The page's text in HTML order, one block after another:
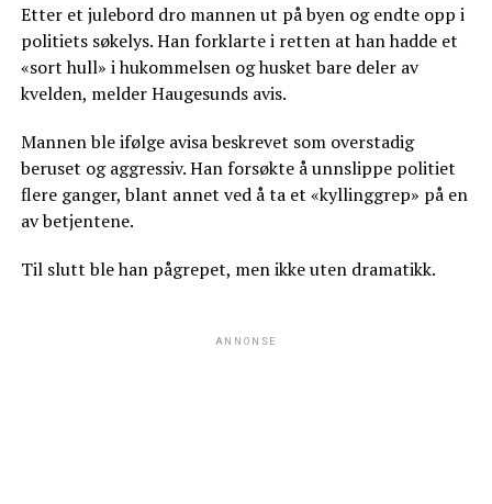
Etter et julebord dro mannen ut på byen og endte opp i
politiets søkelys. Han forklarte i retten at han hadde et
«sort hull» i hukommelsen og husket bare deler av
kvelden, melder Haugesunds avis.
Mannen ble ifølge avisa beskrevet som overstadig
beruset og aggressiv. Han forsøkte å unnslippe politiet
flere ganger, blant annet ved å ta et «kyllinggrep» på en
av betjentene.
Til slutt ble han pågrepet, men ikke uten dramatikk.
ANNONSE